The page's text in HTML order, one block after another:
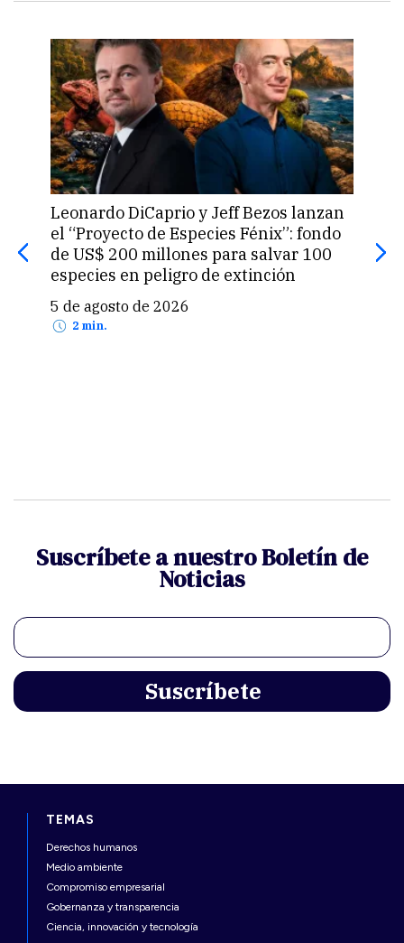
Leonardo DiCaprio y Jeff Bezos lanzan
el “Proyecto de Especies Fénix”: fondo
de US$ 200 millones para salvar 100
especies en peligro de extinción
5 de agosto de 2026
2 min.
Suscríbete a nuestro Boletín de
Noticias
TEMAS
Derechos humanos
Medio ambiente
Compromiso empresarial
Gobernanza y transparencia
Ciencia, innovación y tecnología